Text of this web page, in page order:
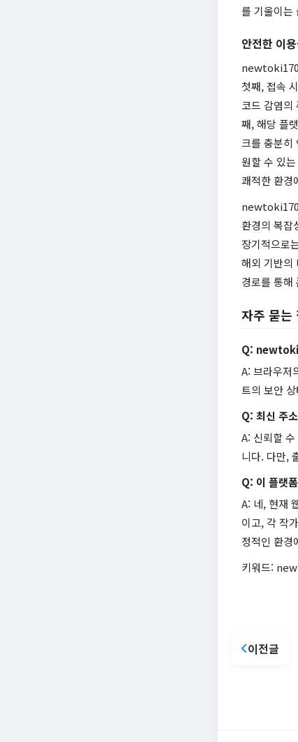
를 기울이는
안전한 이
newtoki170
첫째, 접속
코드 감염의
째, 해당 플
크를 충분히
원할 수 있
쾌적한 환경
newtoki170
환경의 복잡
장기적으로
해외 기반의
경로를 통해
자주 묻
Q:
A: 브라우저
트의 보안
Q: 최신 주
A: 신뢰할
니다. 다만,
Q: 이 플랫
A: 네, 현재
이고, 각 작
정적인 환경
키워드:
이전글